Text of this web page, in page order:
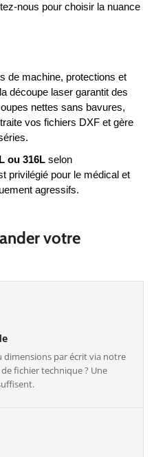
nous pour choisir la nuance
de machine, protections et
découpe laser garantit des
nettes sans bavures,
vos fichiers DXF et gère
ou 316L selon
privilégié pour le médical et
agressifs.
votre
dimensions par écrit via notre
de fichier technique ? Une